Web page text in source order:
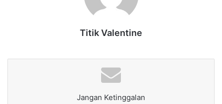
Titik Valentine
Jangan Ketinggalan